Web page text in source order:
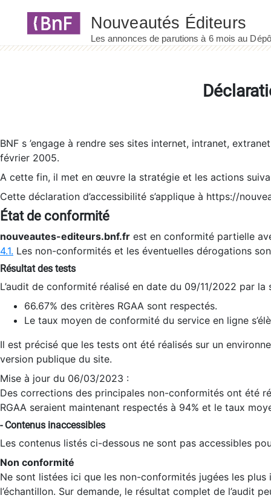
BNF s ’engage à rendre ses sites internet, intranet,
février 2005.
A cette fin, il met en œuvre la stratégie et les actions
Cette déclaration d’accessibilité s’applique à https://
État de conformité
nouveautes-editeurs.bnf.fr est en conformité partielle
4.1. Les non-conformités et les éventuelles dérogations
Résultat des tests
L’audit de conformité réalisé en date du 09/11/2022 par
66.67% des critères RGAA sont respectés.
Le taux moyen de conformité du service en ligne
Il est précisé que les tests ont été réalisés sur un
version publique du site.
Mise à jour du 06/03/2023 :
Des corrections des principales non-conformités ont été
RGAA seraient maintenant respectés à 94% et le taux
- Contenus inaccessibles
Les contenus listés ci-dessous ne sont pas accessibles
Non conformité
Ne sont listées ici que les non-conformités jugées les
l’échantillon. Sur demande, le résultat complet de l’audit